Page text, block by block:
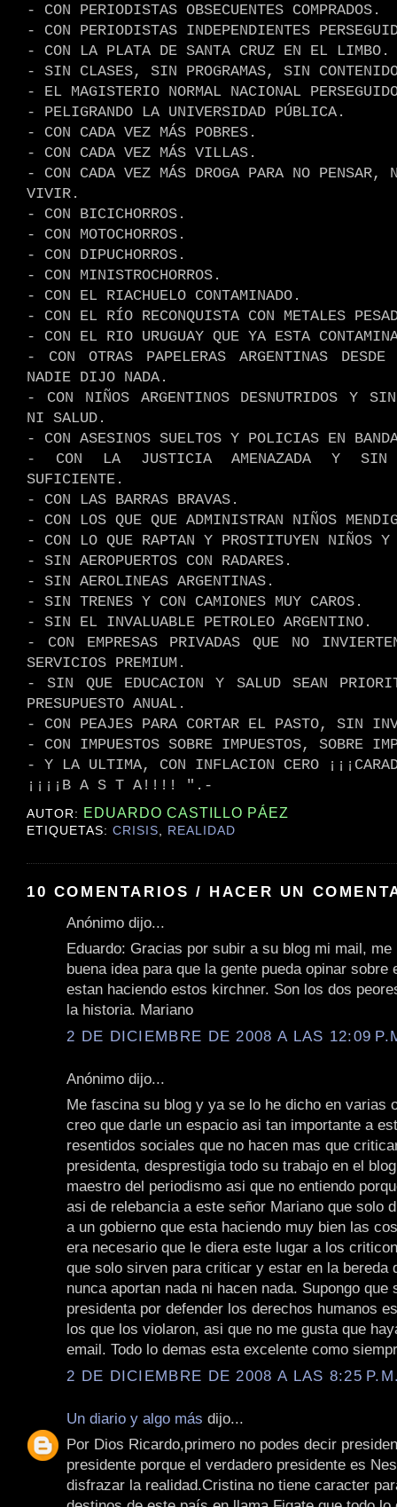
- CON PERIODISTAS OBSECUENTES COMPRADOS.
- CON PERIODISTAS INDEPENDIENTES
- CON LA PLATA DE SANTA CRUZ EN EL LIMBO.
- SIN CLASES, SIN PROGRAMAS, SIN
- EL MAGISTERIO NORMAL NACIONAL
- PELIGRANDO LA UNIVERSIDAD PÚBLICA.
- CON CADA VEZ MÁS POBRES.
- CON CADA VEZ MÁS VILLAS.
- CON CADA VEZ MÁS DROGA PARA NO PENSAR,
VIVIR.
- CON BICICHORROS.
- CON MOTOCHORROS.
- CON DIPUCHORROS.
- CON MINISTROCHORROS.
- CON EL RIACHUELO CONTAMINADO.
- CON EL RÍO RECONQUISTA CON METALES
- CON EL RIO URUGUAY QUE YA ESTA
- CON OTRAS PAPELERAS ARGENTINAS
NADIE DIJO NADA.
- CON NIÑOS ARGENTINOS DESNUTRIDOS Y SIN
NI SALUD.
- CON ASESINOS SUELTOS Y POLICIAS EN
- CON LA JUSTICIA AMENAZADA Y SIN
SUFICIENTE.
- CON LAS BARRAS BRAVAS.
- CON LOS QUE QUE ADMINISTRAN NIÑOS
- CON LO QUE RAPTAN Y PROSTITUYEN NIÑOS
- SIN AEROPUERTOS CON RADARES.
- SIN AEROLINEAS ARGENTINAS.
- SIN TRENES Y CON CAMIONES MUY CAROS.
- SIN EL INVALUABLE PETROLEO ARGENTINO.
- CON EMPRESAS PRIVADAS QUE NO
SERVICIOS PREMIUM.
- SIN QUE EDUCACION Y SALUD SEAN
PRESUPUESTO ANUAL.
- CON PEAJES PARA CORTAR EL PASTO, SIN
- CON IMPUESTOS SOBRE IMPUESTOS, SOBRE
- Y LA ULTIMA, CON INFLACION CERO
¡¡¡¡B A S T A!!!! ".-
AUTOR: EDUARDO CASTILLO PÁEZ
ETIQUETAS:CRISIS, REALIDAD
10 COMENTARIOS / HACER UN
Anónimo dijo...
Eduardo: Gracias por subir a su blog mi mail, me
buena idea para que la gente pueda opinar sobre
estan haciendo estos kirchner. Son los dos
la historia. Mariano
2 DE DICIEMBRE DE 2008 A LAS 12:09
Anónimo dijo...
Me fascina su blog y ya se lo he dicho en varias
creo que darle un espacio asi tan importante a
resentidos sociales que no hacen mas que
presidenta, desprestigia todo su trabajo en el
maestro del periodismo asi que no entiendo
asi de relebancia a este señor Mariano que solo
a un gobierno que esta haciendo muy bien las
era necesario que le diera este lugar a los
que solo sirven para criticar y estar en la bereda
nunca aportan nada ni hacen nada. Supongo que
presidenta por defender los derechos humanos
los que los violaron, asi que no me gusta que
email. Todo lo demas esta excelente como
2 DE DICIEMBRE DE 2008 A LAS 8:25
Un diario y algo más dijo...
Por Dios Ricardo,primero no podes decir
presidente porque el verdadero presidente es
disfrazar la realidad.Cristina no tiene caracter